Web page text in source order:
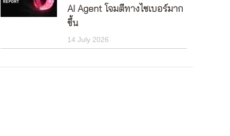
AI Agent โจมตีทางไซเบอร์มาก
ขึ้น
14 July 2026